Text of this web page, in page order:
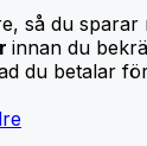
så du sparar
innan du
du betalar